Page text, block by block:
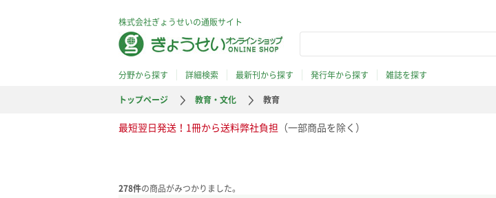
株式会社ぎょうせいの通販サイト
分野から探す 詳細検索 最新刊から探す 発行年から探す
雑誌を探す
トップページ
教育・文化 教育
最短翌日発送！1冊から送料弊社負担 （一部商品を除く）
278件の商品がみつかりました。